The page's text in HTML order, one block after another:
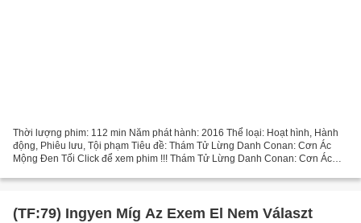
Thời lượng phim: 112 min Năm phát hành: 2016 Thể loại: Hoạt hình, Hành
động, Phiêu lưu, Tội phạm Tiêu đề: Thám Tử Lừng Danh Conan: Cơn Ác
Mộng Đen Tối Click để xem phim !!! Thám Tử Lừng Danh Conan: Cơn Ác
(TF:79) Ingyen Míg Az Exem El Nem Választ